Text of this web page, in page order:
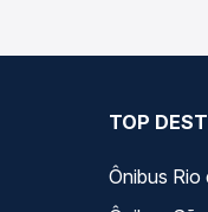
TOP
Ônibus Rio